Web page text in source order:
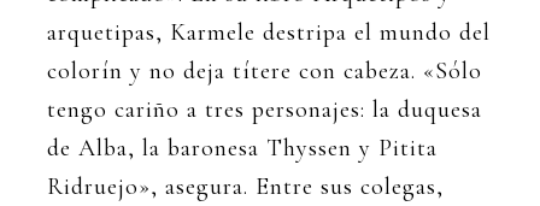
arquetipas, Karmele destripa el mundo del
colorín y no deja títere con cabeza. «Sólo
tengo cariño a tres personajes: la duquesa
de Alba, la baronesa Thyssen y Pitita
Ridruejo», asegura. Entre sus colegas,